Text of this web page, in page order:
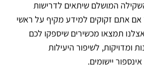
המושלם שיתאים לדרישות
אם אתם זקוקים למידע מקיף על ראשי
תמצאו מכשירים שיספקו לכם
ומדויקות, לשיפור היעילות
יישומים.